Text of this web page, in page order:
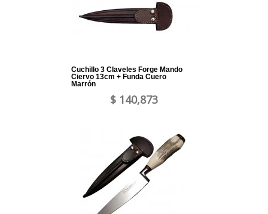
Cuchillo 3 Claveles Forge Mando
Ciervo 13cm + Funda Cuero
Marrón
$ 140,873